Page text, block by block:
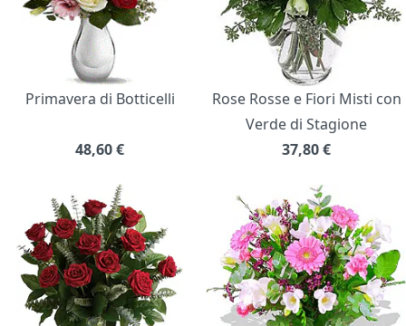
Primavera di Botticelli
48,60€
Rose Rosse e Fiori Misti con
Verde di Stagione
37,80€